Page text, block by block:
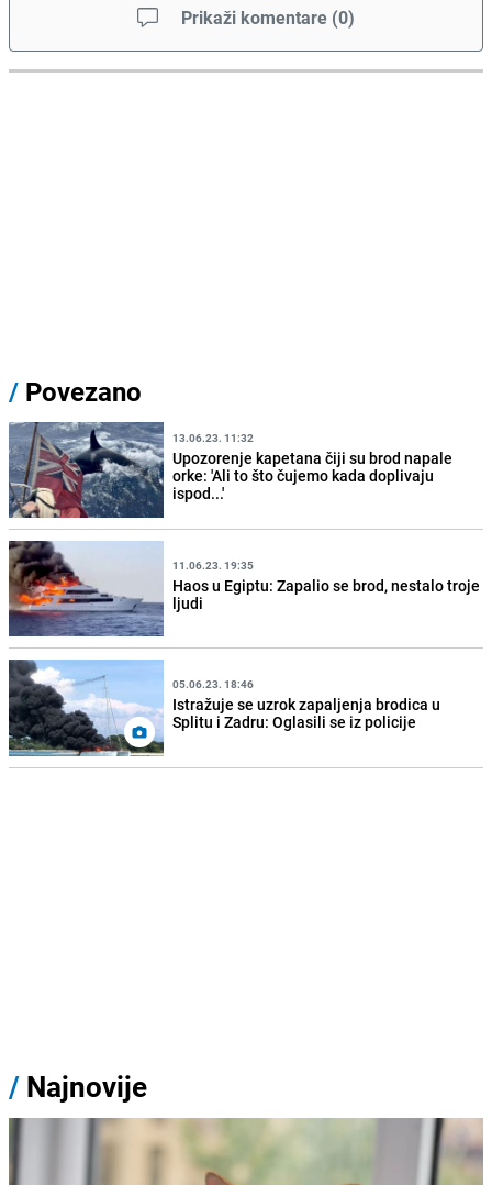
Prikaži komentare (0)
/ Povezano
13.06.23. 11:32
Upozorenje kapetana čiji su brod napale
orke: 'Ali to što čujemo kada doplivaju
ispod...'
11.06.23. 19:35
Haos u Egiptu: Zapalio se brod, nestalo troje
ljudi
05.06.23. 18:46
Istražuje se uzrok zapaljenja brodica u
Splitu i Zadru: Oglasili se iz policije
/ Najnovije